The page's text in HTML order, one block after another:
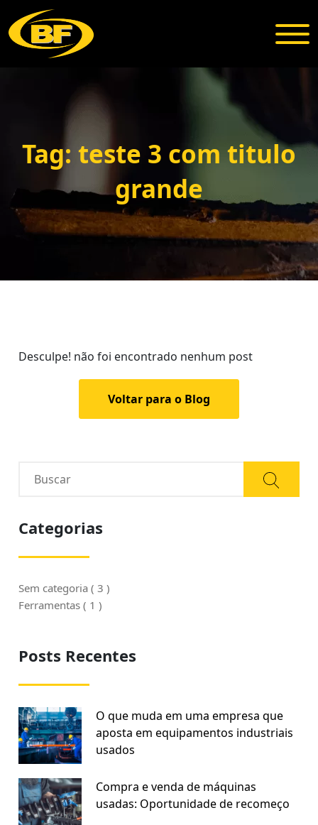
Tag: teste 3 com titulo
grande
Desculpe! não foi encontrado nenhum post
Voltar para o Blog
Categorias
Sem categoria ( 3 )
Ferramentas ( 1 )
Posts Recentes
O que muda em uma empresa que
aposta em equipamentos industriais
usados
Compra e venda de máquinas
usadas: Oportunidade de recomeço